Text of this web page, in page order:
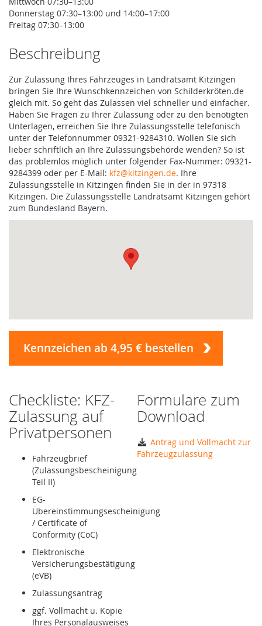
Donnerstag 07:30–13:00 und 14:00–17:00
Freitag 07:30–13:00
Beschreibung
Zur Zulassung Ihres Fahrzeuges in Landratsamt Kitzingen
bringen Sie Ihre Wunschkennzeichen von Schilderkröten.de
gleich mit. So geht das Zulassen viel schneller und einfacher.
Haben Sie Fragen zu Ihrer Zulassung oder zu den benötigten
Unterlagen, erreichen Sie Ihre Zulassungsstelle telefonisch
unter der Telefonnummer 09321-9284310. Wollen Sie sich
lieber schriftlich an Ihre Zulassungsbehörde wenden? So ist
das problemlos möglich unter folgender Fax-Nummer: 09321-
9284399 oder per E-Mail: kfz@kitzingen.de. Ihre
Zulassungsstelle in Kitzingen finden Sie in der in 97318
Kitzingen. Die Zulassungsstelle Landratsamt Kitzingen gehört
zum Bundesland Bayern.
Kennzeichen ab 4,95 € bestellen
Checkliste: KFZ-
Zulassung auf
Privatpersonen
Fahrzeugbrief
(Zulassungsbescheinigung
Teil II)
EG-
Übereinstimmungsescheinigung
/ Certificate of
Conformity (CoC)
Elektronische
Versicherungsbestätigung
(eVB)
Zulassungsantrag
ggf. Vollmacht u. Kopie
Ihres Personalausweises
Formulare zum
Download
Antrag und Vollmacht zur
Fahrzeugzulassung